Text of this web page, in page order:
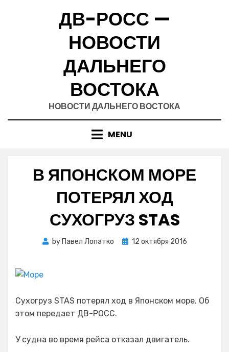
ДВ-РОСС —
НОВОСТИ
ДАЛЬНЕГО
ВОСТОКА
НОВОСТИ ДАЛЬНЕГО ВОСТОКА
MENU
В ЯПОНСКОМ МОРЕ
ПОТЕРЯЛ ХОД
СУХОГРУЗ STAS
by Павел Лопатко
Posted
12 октября 2016
Сухогруз STAS потерял ход в Японском море. Об
этом передает ДВ-РОСС.
У судна во время рейса отказал двигатель.